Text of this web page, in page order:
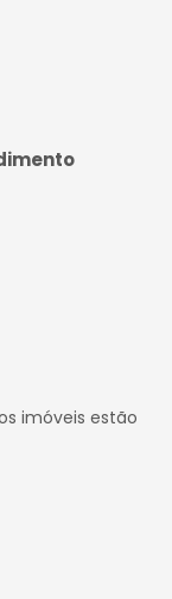
imóveis estão